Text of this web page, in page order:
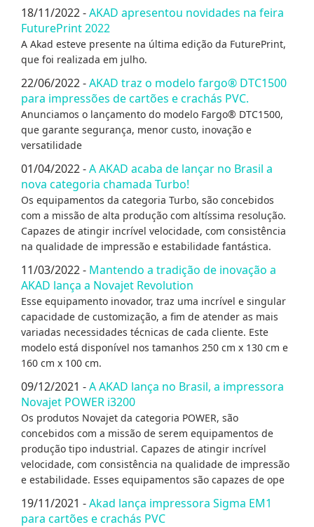
18/11/2022 -AKAD apresentou novidades na feira
FuturePrint 2022
A Akad esteve presente na última edição da FuturePrint,
que foi realizada em julho.
22/06/2022 -AKAD traz o modelo fargo® DTC1500
para impressões de cartões e crachás PVC.
Anunciamos o lançamento do modelo Fargo® DTC1500,
que garante segurança, menor custo, inovação e
versatilidade
01/04/2022 -A AKAD acaba de lançar no Brasil a
nova categoria chamada Turbo!
Os equipamentos da categoria Turbo, são concebidos
com a missão de alta produção com altíssima resolução.
Capazes de atingir incrível velocidade, com consistência
na qualidade de impressão e estabilidade fantástica.
11/03/2022 - Mantendo a tradição de inovação a
AKAD lança a Novajet Revolution
Esse equipamento inovador, traz uma incrível e singular
capacidade de customização, a fim de atender as mais
variadas necessidades técnicas de cada cliente. Este
modelo está disponível nos tamanhos 250 cm x 130 cm e
160 cm x 100 cm.
09/12/2021 -A AKAD lança no Brasil, a impressora
Novajet POWER i3200
Os produtos Novajet da categoria POWER, são
concebidos com a missão de serem equipamentos de
produção tipo industrial. Capazes de atingir incrível
velocidade, com consistência na qualidade de impressão
e estabilidade. Esses equipamentos são capazes de ope
19/11/2021 -Akad lança impressora Sigma EM1
para cartões e crachás PVC